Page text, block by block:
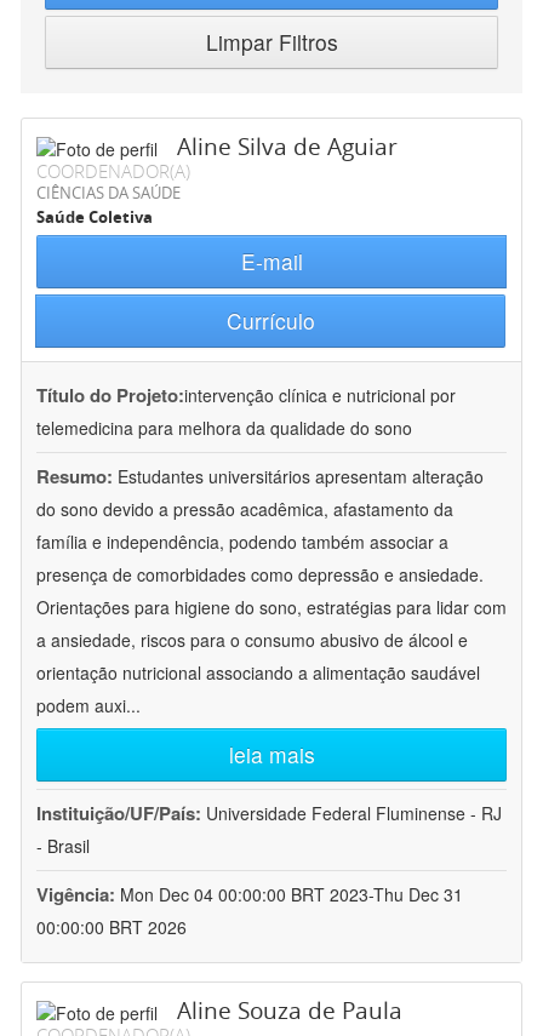
Limpar Filtros
Aline Silva de Aguiar
COORDENADOR(A)
CIÊNCIAS DA SAÚDE
Saúde Coletiva
E-mail
Currículo
Título do Projeto:intervenção clínica e nutricional por
telemedicina para melhora da qualidade do sono
Resumo: Estudantes universitários apresentam alteração
do sono devido a pressão acadêmica, afastamento da
família e independência, podendo também associar a
presença de comorbidades como depressão e ansiedade.
Orientações para higiene do sono, estratégias para lidar com
a ansiedade, riscos para o consumo abusivo de álcool e
orientação nutricional associando a alimentação saudável
podem auxi...
leia mais
Instituição/UF/País: Universidade Federal Fluminense - RJ
- Brasil
Vigência: Mon Dec 04 00:00:00 BRT 2023-Thu Dec 31
00:00:00 BRT 2026
Aline Souza de Paula